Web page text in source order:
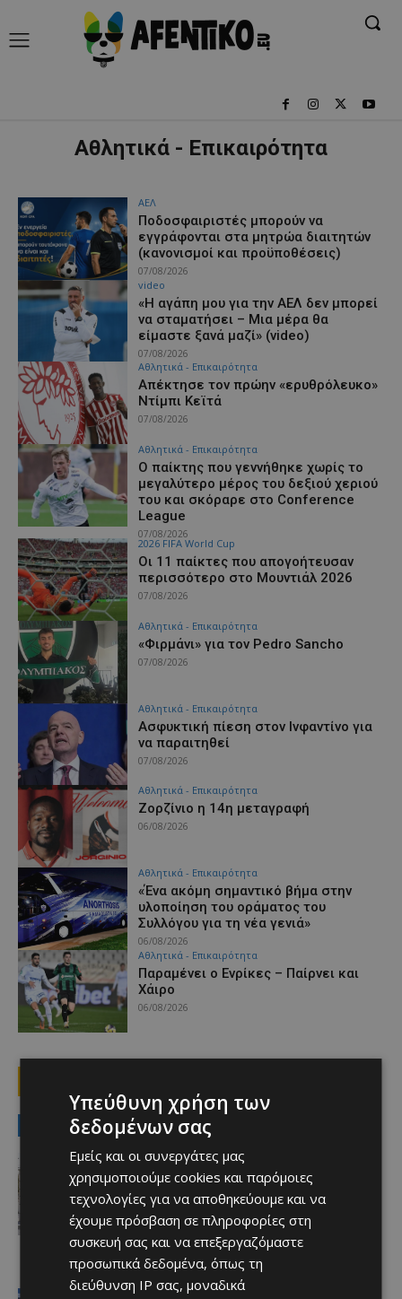
Αθλητικά - Επικαιρότητα
ΑΕΛ
Ποδοσφαιριστές μπορούν να
εγγράφονται στα μητρώα διαιτητών
(κανονισμοί και προϋποθέσεις)
07/08/2026
video
«Η αγάπη μου για την ΑΕΛ δεν μπορεί
να σταματήσει – Μια μέρα θα
είμαστε ξανά μαζί» (video)
07/08/2026
Αθλητικά - Επικαιρότητα
Απέκτησε τον πρώην «ερυθρόλευκο»
Ντίμπι Κεϊτά
07/08/2026
Αθλητικά - Επικαιρότητα
Ο παίκτης που γεννήθηκε χωρίς το
μεγαλύτερο μέρος του δεξιού χεριού
του και σκόραρε στο Conference
League
07/08/2026
2026 FIFA World Cup
Οι 11 παίκτες που απογοήτευσαν
περισσότερο στο Μουντιάλ 2026
07/08/2026
Αθλητικά - Επικαιρότητα
«Φιρμάνι» για τον Pedro Sancho
07/08/2026
Αθλητικά - Επικαιρότητα
Ασφυκτική πίεση στον Ινφαντίνο για
να παραιτηθεί
07/08/2026
Αθλητικά - Επικαιρότητα
Ζορζίνιο η 14η μεταγραφή
06/08/2026
Αθλητικά - Επικαιρότητα
«Ένα ακόμη σημαντικό βήμα στην
υλοποίηση του οράματος του
Συλλόγου για τη νέα γενιά»
06/08/2026
Αθλητικά - Επικαιρότητα
Παραμένει ο Ενρίκες – Παίρνει και
Χάιρο
06/08/2026
MUST READ
Ειδήσεις
ΚΕΡΑΙΕΣ ΣΤΙΣ ΒΡΕΤΑΝΙΚΕΣ ΒΑΣΕΙΣ –
Terra Cypria και BirdLife
συμμερίζονται τις ανησυχίες: «Κάθε
νέα ανάπτυξη απαιτεί ιδιαίτερη
προσοχή»
07/08/2026
Ειδήσεις
Υπεύθυνη χρήση των
δεδομένων σας
Εμείς και οι συνεργάτες μας
χρησιμοποιούμε cookies και παρόμοιες
τεχνολογίες για να αποθηκεύουμε και να
έχουμε πρόσβαση σε πληροφορίες στη
συσκευή σας και να επεξεργαζόμαστε
προσωπικά δεδομένα, όπως τη
διεύθυνση IP σας, μοναδικά